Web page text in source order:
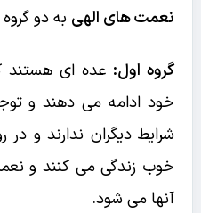
نعمت های الهی به دو
گروه اول: عده ای هستند
خود ادامه می دهند و
شرایط دیگران ندارند و
خوب زندگی می کنند و
آنها می شود.